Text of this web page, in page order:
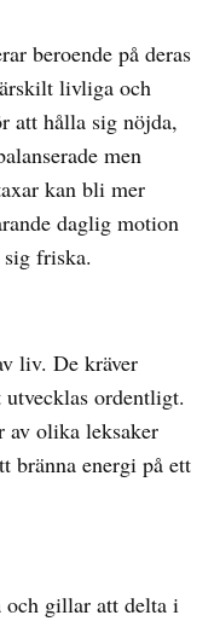
beroende på deras
livliga och
att hålla sig nöjda,
men
kan bli mer
daglig motion
friska.
liv. De kräver
ordentligt.
av olika leksaker
bränna energi på ett
och gillar att delta i